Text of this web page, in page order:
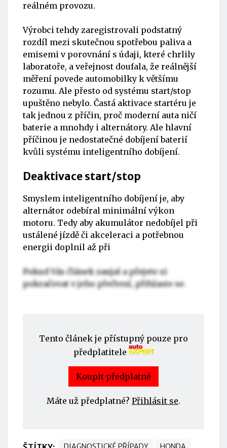
reálném provozu.
Výrobci tehdy zaregistrovali podstatný
rozdíl mezi skutečnou spotřebou paliva a
emisemi v porovnání s údaji, které chrlily
laboratoře, a veřejnost doufala, že reálnější
měření povede automobilky k většímu
rozumu. Ale přesto od systému start/stop
upuštěno nebylo. Častá aktivace startéru je
tak jednou z příčin, proč moderní auta ničí
baterie a mnohdy i alternátory. Ale hlavní
příčinou je nedostatečné dobíjení baterií
kvůli systému inteligentního dobíjení.
Deaktivace start/stop
Smyslem inteligentního dobíjení je, aby
alternátor odebíral minimální výkon
motoru. Tedy aby akumulátor nedobíjel při
ustálené jízdě či akceleraci a potřebnou
energii doplnil až při
Pokud Vás článek zaujal a přejete si
pokračovat v jeho přečtení, přihlaste se.
Tento článek je přístupný pouze pro
předplatitele
Koupit předplatné
Máte už předplatné? Přihlásit se.